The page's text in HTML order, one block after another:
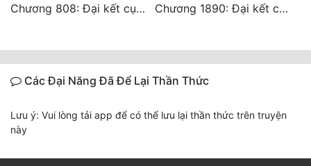
Chương 808: Đại kết cục! ! ! ! ! !
Chương 1890: Đại kết cục
Các Đại Năng Đã Để Lại Thần Thức
Lưu ý: Vui lòng tải app để có thể lưu lại thần thức trên truyện
này